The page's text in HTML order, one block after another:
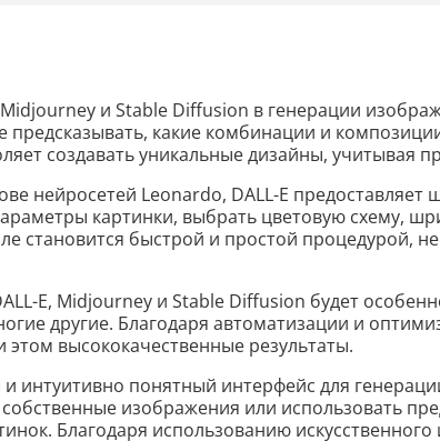
и Stable Diffusion в генерации
какие комбинации и
создавать уникальные дизайны, учитывая
нейросетей Leonardo, DALL-E
картинки, выбрать цветовую схему,
становится быстрой и простой процедурой,
E, Midjourney и Stable Diffusion будет
другие. Благодаря автоматизации и
высококачественные результаты.
интуитивно понятный интерфейс для
изображения или использовать
Благодаря использованию